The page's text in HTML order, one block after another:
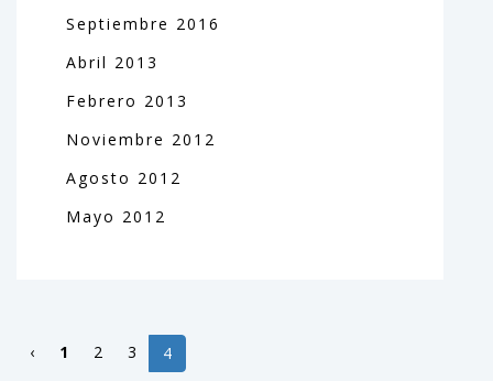
Septiembre 2016
Abril 2013
Febrero 2013
Noviembre 2012
Agosto 2012
Mayo 2012
‹ 1 2 3 4